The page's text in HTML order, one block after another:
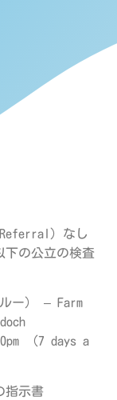
なし
下の公立の検査
ー） – Farm
（7 days a
指示書